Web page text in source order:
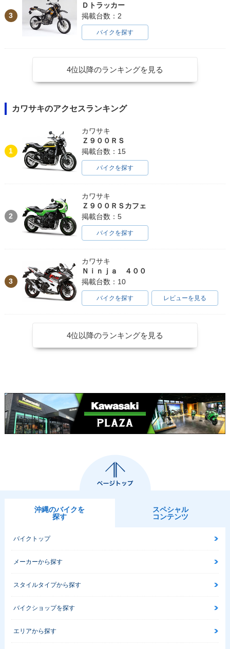
3
Ｄトラッカー
掲載台数：2
バイクを探す
4位以降のランキングを見る
カワサキのアクセスランキング
1
カワサキ
Ｚ９００ＲＳ
掲載台数：15
バイクを探す
2
カワサキ
Ｚ９００ＲＳカフェ
掲載台数：5
バイクを探す
3
カワサキ
Ｎｉｎｊａ ４００
掲載台数：10
バイクを探す レビューを見る
4位以降のランキングを見る
沖縄のバイクを
探す
スペシャル
コンテンツ
バイクトップ
メーカーから探す
スタイルタイプから探す
バイクショップを探す
エリアから探す